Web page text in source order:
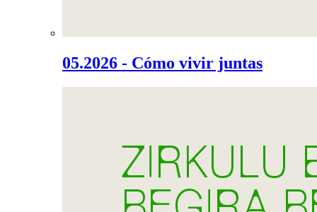
05.2026 - Cómo vivir juntas